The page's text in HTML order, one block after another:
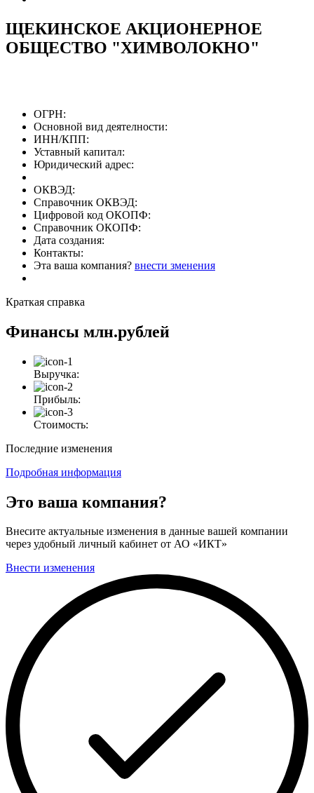
ЩЕКИНСКОЕ АКЦИОНЕРНОЕ
ОБЩЕСТВО "ХИМВОЛОКНО"
ОГРН:
Основной вид деятелности:
ИНН/КПП:
Уставный капитал:
Юридический адрес:
ОКВЭД:
Справочник ОКВЭД:
Цифровой код ОКОПФ:
Справочник ОКОПФ:
Дата создания:
Контакты:
Эта ваша компания? внести зменения
Краткая справка
Финансы млн.рублей
Выручка:
Прибыль:
Стоимость:
Последние изменения
Подробная информация
Это ваша компания?
Внесите актуальные изменения в данные вашей компании
через удобный личный кабинет от АО «ИКТ»
Внести изменения